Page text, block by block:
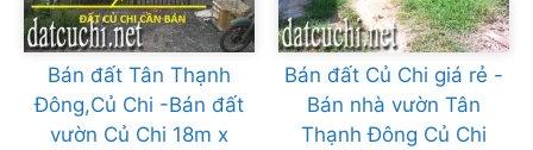
Bán đất Tân Thạnh
Đông,Củ Chi -Bán đất
vườn Củ Chi 18m x
Bán đất Củ Chi giá rẻ -
Bán nhà vườn Tân
Thạnh Đông Củ Chi